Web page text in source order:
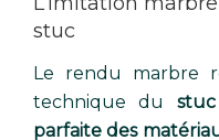
stuc
Le rendu marbre
technique du
parfaite des